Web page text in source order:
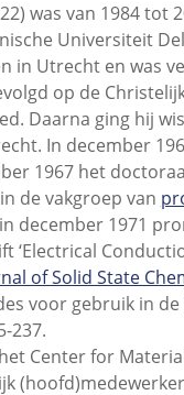
was van 1984 tot
Universiteit
in Utrecht en was
op de
Daarna ging hij
In december
1967 het
de vakgroep van
december 1971
of Solid State
voor gebruik in
237.
Center for